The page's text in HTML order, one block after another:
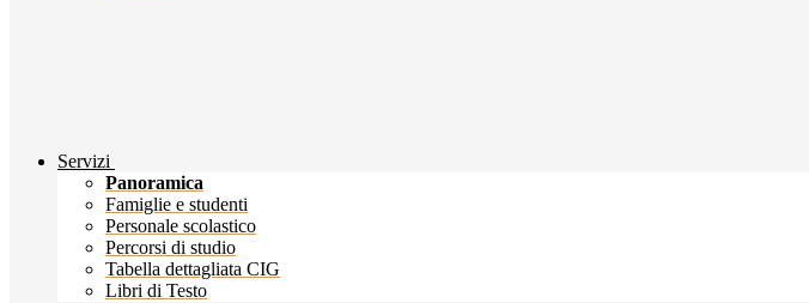
Servizi
Panoramica
Famiglie e studenti
Personale scolastico
Percorsi di studio
Tabella dettagliata CIG
Libri di Testo